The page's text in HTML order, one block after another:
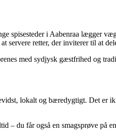
spisesteder i Aabenraa lægger
retter, der inviterer til at
med sydjysk gæstfrihed og
lokalt og bæredygtigt. Det er
– du får også en smagsprøve på